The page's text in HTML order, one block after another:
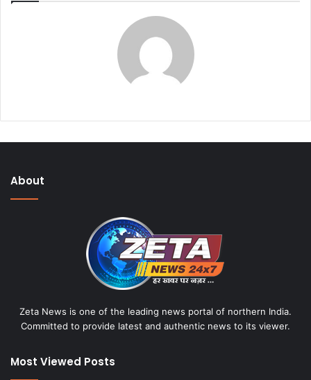
About
Zeta News is one of the leading news portal of northern India.
Committed to provide latest and authentic news to its viewer.
Most Viewed Posts